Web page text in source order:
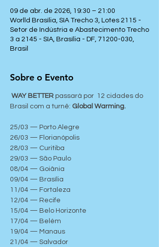
09 de abr. de 2026, 19:30 – 21:00
Worlld Brasília, SIA Trecho 3, Lotes 2115 -
Setor de Indústria e Abastecimento Trecho
3 a 2145 - SIA, Brasília - DF, 71200-030,
Brasil
Sobre o Evento
WAY BETTER passará por  12 cidades do
Brasil com a turnê: Global Warming.
25/03 — Porto Alegre
26/03 — Florianópolis
28/03 — Curitiba
29/03 — São Paulo
08/04 — Goiânia
09/04 — Brasília
11/04 — Fortaleza
12/04 — Recife
15/04 — Belo Horizonte
17/04 — Belém
19/04 — Manaus
21/04 — Salvador